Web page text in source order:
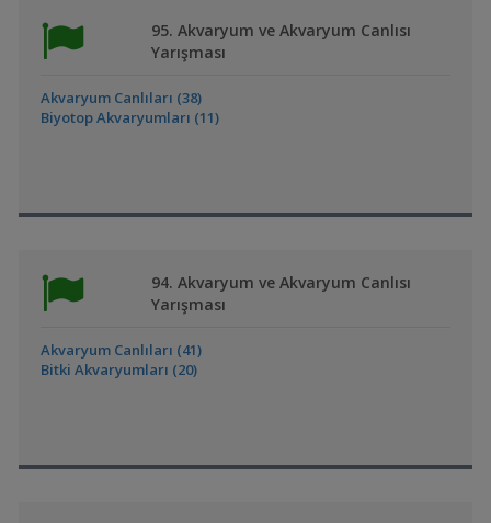
95. Akvaryum ve Akvaryum Canlısı
Yarışması
Akvaryum Canlıları (38)
Biyotop Akvaryumları (11)
94. Akvaryum ve Akvaryum Canlısı
Yarışması
Akvaryum Canlıları (41)
Bitki Akvaryumları (20)